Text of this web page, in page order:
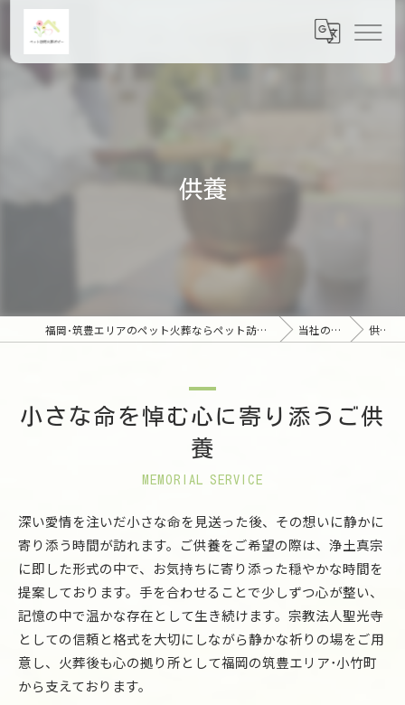
供養
福岡･筑豊エリアのペット火葬ならペット訪問火葬ポピー 当社の特徴 供養
小さな命を悼む心に寄り添うご供
養
MEMORIAL SERVICE
深い愛情を注いだ小さな命を見送った後、その想いに静かに
寄り添う時間が訪れます。ご供養をご希望の際は、浄土真宗
に即した形式の中で、お気持ちに寄り添った穏やかな時間を
提案しております。手を合わせることで少しずつ心が整い、
記憶の中で温かな存在として生き続けます。宗教法人聖光寺
としての信頼と格式を大切にしながら静かな祈りの場をご用
意し、火葬後も心の拠り所として福岡の筑豊エリア･小竹町
から支えております。